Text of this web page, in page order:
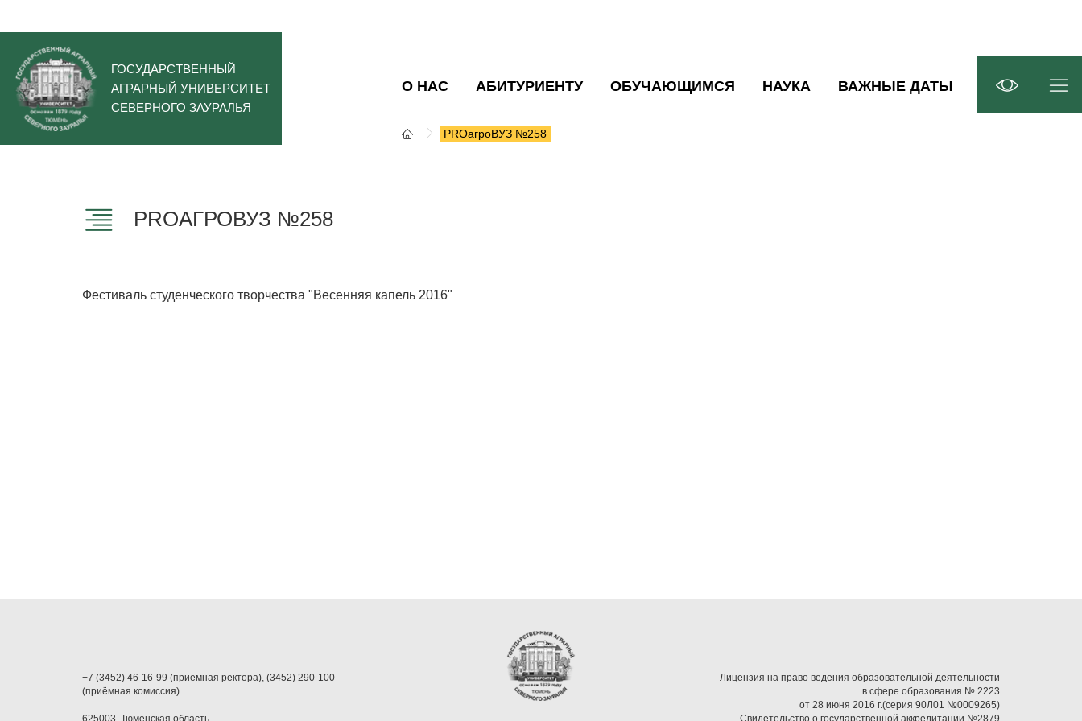
ГОСУДАРСТВЕННЫЙ
АГРАРНЫЙ УНИВЕРСИТЕТ
СЕВЕРНОГО ЗАУРАЛЬЯ
О НАС АБИТУРИЕНТУ ОБУЧАЮЩИМСЯ НАУКА ВАЖНЫЕ ДАТЫ
PROагроВУЗ №258
PROАГРОВУЗ №258
Фестиваль студенческого творчества "Весенняя капель 2016"
+7 (3452) 46-16-99 (приемная ректора), (3452) 290-100
(приёмная комиссия)
625003, Тюменская область,
Лицензия на право ведения образовательной деятельности
в сфере образования № 2223
от 28 июня 2016 г.(серия 90Л01 №0009265)
Свидетельство о государственной аккредитации №2879